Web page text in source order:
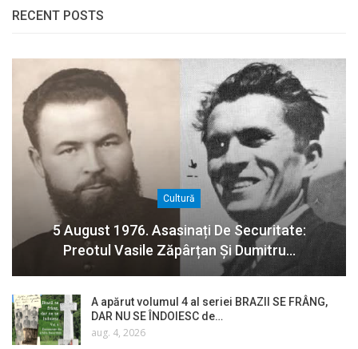
RECENT POSTS
Cultură
5 August 1976. Asasinați De Securitate:
Preotul Vasile Zăpârțan Și Dumitru…
A apărut volumul 4 al seriei BRAZII SE FRÂNG,
DAR NU SE ÎNDOIESC de…
aug. 4, 2026